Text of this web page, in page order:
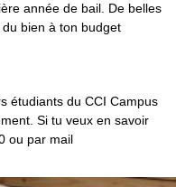
année de bail. De belles
bien à ton budget
étudiants du CCI Campus
Si tu veux en savoir
ou par mail